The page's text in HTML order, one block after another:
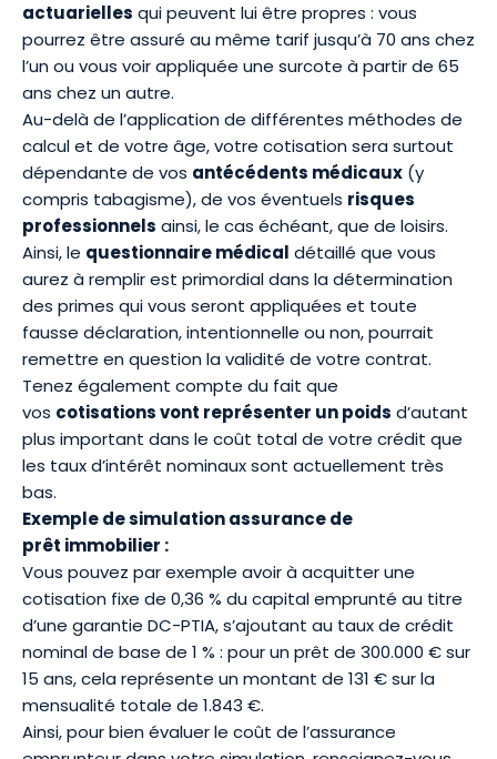
actuarielles qui peuvent lui être propres : vous
pourrez être assuré au même tarif jusqu’à 70 ans chez
l’un ou vous voir appliquée une surcote à partir de 65
ans chez un autre.
Au-delà de l’application de différentes méthodes de
calcul et de votre âge, votre cotisation sera surtout
dépendante de vos antécédents médicaux (y
compris tabagisme), de vos éventuels risques
professionnels ainsi, le cas échéant, que de loisirs.
Ainsi, le questionnaire médical détaillé que vous
aurez à remplir est primordial dans la détermination
des primes qui vous seront appliquées et toute
fausse déclaration, intentionnelle ou non, pourrait
remettre en question la validité de votre contrat.
Tenez également compte du fait que
vos cotisations vont représenter un poids d’autant
plus important dans le coût total de votre crédit que
les taux d’intérêt nominaux sont actuellement très
bas.
Exemple de simulation assurance de
prêt immobilier :
Vous pouvez par exemple avoir à acquitter une
cotisation fixe de 0,36 % du capital emprunté au titre
d’une garantie DC-PTIA, s’ajoutant au taux de crédit
nominal de base de 1 % : pour un prêt de 300.000 € sur
15 ans, cela représente un montant de 131 € sur la
mensualité totale de 1.843 €.
Ainsi, pour bien évaluer le coût de l’assurance